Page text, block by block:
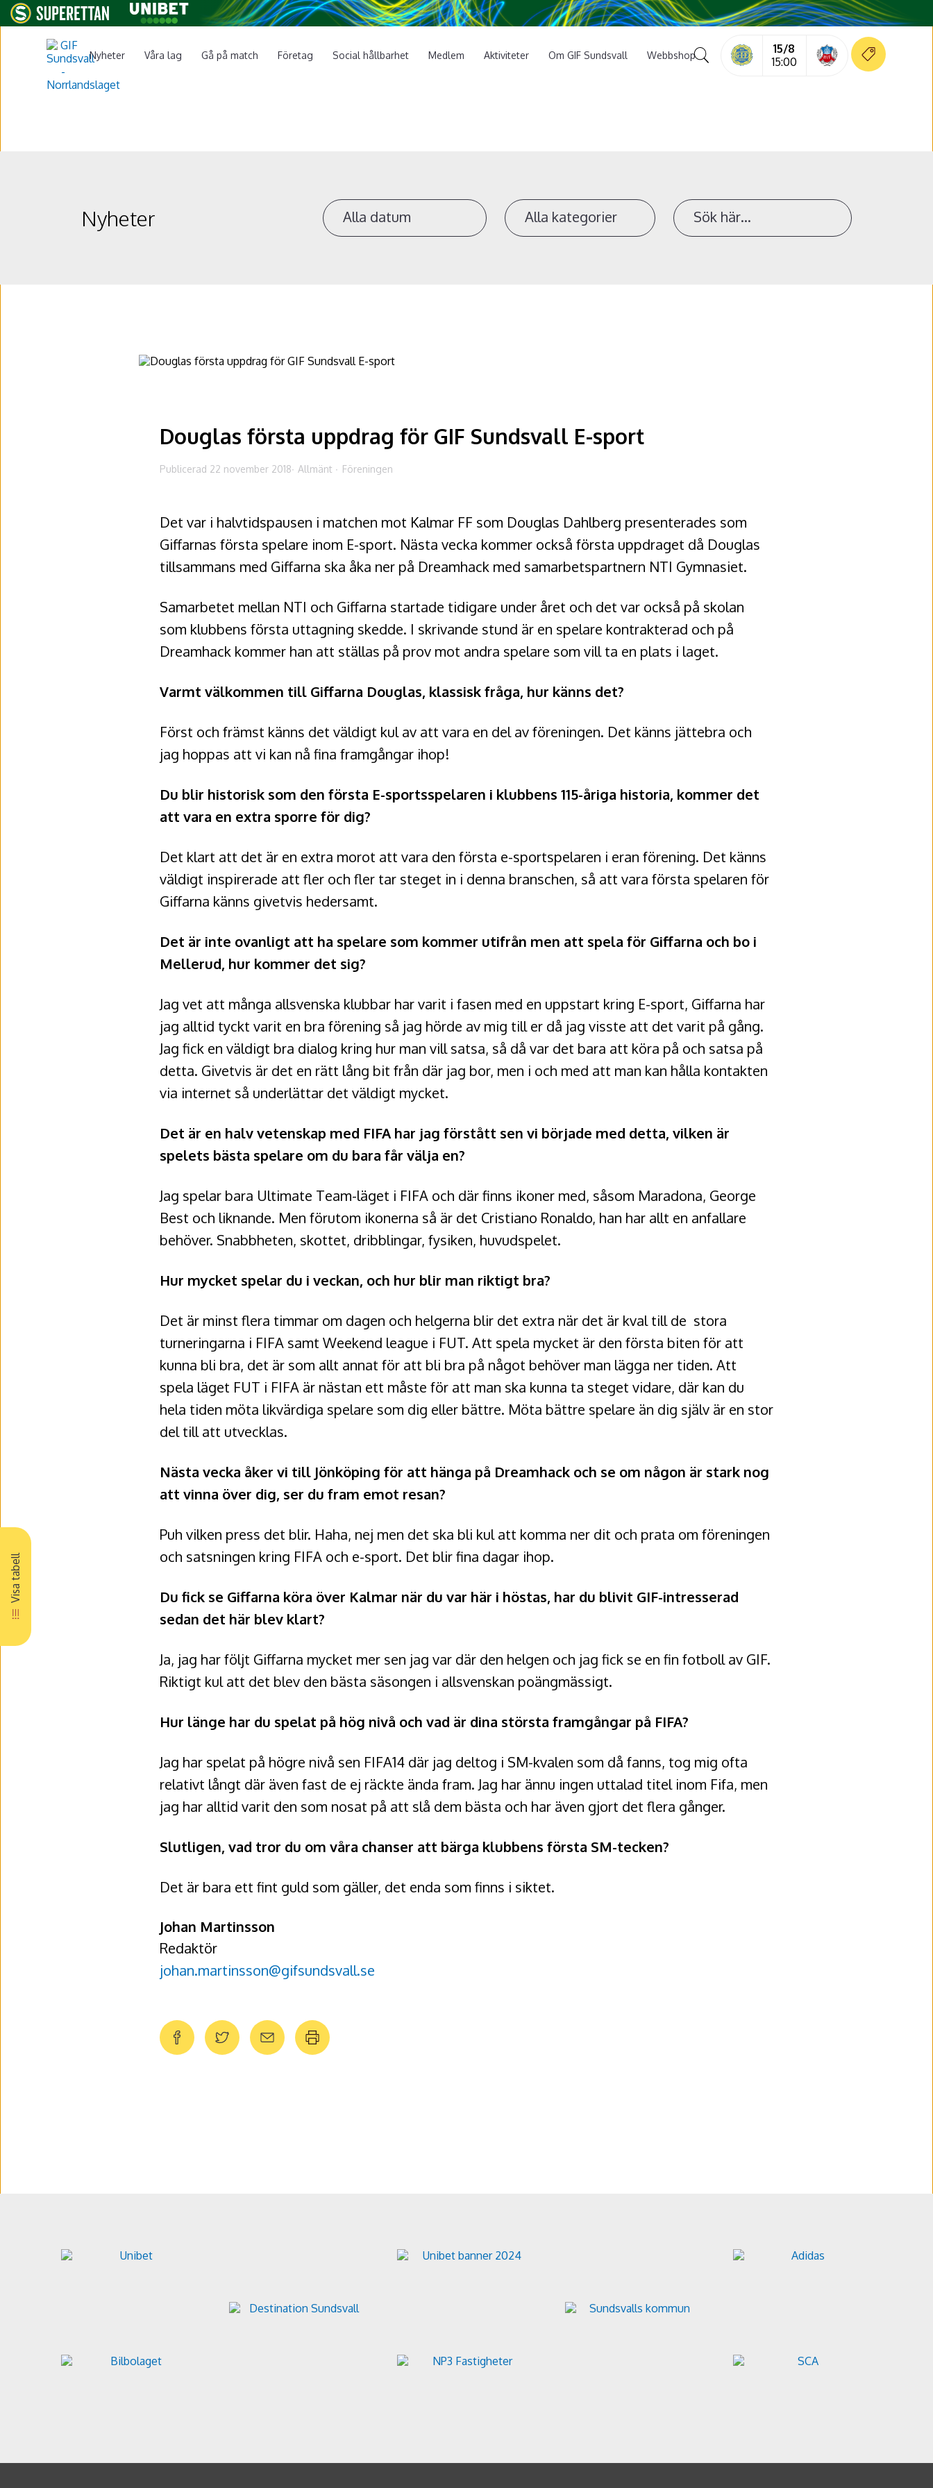
Visa tabell
Nyheter Våra lag Gå på match Företag Social hållbarhet Medlem Aktiviteter Om GIF Sundsvall Webbshop
15/8
15:00
Nyheter
Douglas första uppdrag för GIF Sundsvall E-sport
Publicerad 22 november 2018 Allmänt Föreningen
Det var i halvtidspausen i matchen mot Kalmar FF som Douglas Dahlberg presenterades som
Giffarnas första spelare inom E-sport. Nästa vecka kommer också första uppdraget då Douglas
tillsammans med Giffarna ska åka ner på Dreamhack med samarbetspartnern NTI Gymnasiet.
Samarbetet mellan NTI och Giffarna startade tidigare under året och det var också på skolan
som klubbens första uttagning skedde. I skrivande stund är en spelare kontrakterad och på
Dreamhack kommer han att ställas på prov mot andra spelare som vill ta en plats i laget.
Varmt välkommen till Giffarna Douglas, klassisk fråga, hur känns det?
Först och främst känns det väldigt kul av att vara en del av föreningen. Det känns jättebra och
jag hoppas att vi kan nå fina framgångar ihop!
Du blir historisk som den första E-sportsspelaren i klubbens 115-åriga historia, kommer det
att vara en extra sporre för dig?
Det klart att det är en extra morot att vara den första e-sportspelaren i eran förening. Det känns
väldigt inspirerade att fler och fler tar steget in i denna branschen, så att vara första spelaren för
Giffarna känns givetvis hedersamt.
Det är inte ovanligt att ha spelare som kommer utifrån men att spela för Giffarna och bo i
Mellerud, hur kommer det sig?
Jag vet att många allsvenska klubbar har varit i fasen med en uppstart kring E-sport, Giffarna har
jag alltid tyckt varit en bra förening så jag hörde av mig till er då jag visste att det varit på gång.
Jag fick en väldigt bra dialog kring hur man vill satsa, så då var det bara att köra på och satsa på
detta. Givetvis är det en rätt lång bit från där jag bor, men i och med att man kan hålla kontakten
via internet så underlättar det väldigt mycket.
Det är en halv vetenskap med FIFA har jag förstått sen vi började med detta, vilken är
spelets bästa spelare om du bara får välja en?
Jag spelar bara Ultimate Team-läget i FIFA och där finns ikoner med, såsom Maradona, George
Best och liknande. Men förutom ikonerna så är det Cristiano Ronaldo, han har allt en anfallare
behöver. Snabbheten, skottet, dribblingar, fysiken, huvudspelet.
Hur mycket spelar du i veckan, och hur blir man riktigt bra?
Det är minst flera timmar om dagen och helgerna blir det extra när det är kval till de stora
turneringarna i FIFA samt Weekend league i FUT. Att spela mycket är den första biten för att
kunna bli bra, det är som allt annat för att bli bra på något behöver man lägga ner tiden. Att
spela läget FUT i FIFA är nästan ett måste för att man ska kunna ta steget vidare, där kan du
hela tiden möta likvärdiga spelare som dig eller bättre. Möta bättre spelare än dig själv är en stor
del till att utvecklas.
Nästa vecka åker vi till Jönköping för att hänga på Dreamhack och se om någon är stark nog
att vinna över dig, ser du fram emot resan?
Puh vilken press det blir. Haha, nej men det ska bli kul att komma ner dit och prata om föreningen
och satsningen kring FIFA och e-sport. Det blir fina dagar ihop.
Du fick se Giffarna köra över Kalmar när du var här i höstas, har du blivit GIF-intresserad
sedan det här blev klart?
Ja, jag har följt Giffarna mycket mer sen jag var där den helgen och jag fick se en fin fotboll av GIF.
Riktigt kul att det blev den bästa säsongen i allsvenskan poängmässigt.
Hur länge har du spelat på hög nivå och vad är dina största framgångar på FIFA?
Jag har spelat på högre nivå sen FIFA14 där jag deltog i SM-kvalen som då fanns, tog mig ofta
relativt långt där även fast de ej räckte ända fram. Jag har ännu ingen uttalad titel inom Fifa, men
jag har alltid varit den som nosat på att slå dem bästa och har även gjort det flera gånger.
Slutligen, vad tror du om våra chanser att bärga klubbens första SM-tecken?
Det är bara ett fint guld som gäller, det enda som finns i siktet.
Johan Martinsson
Redaktör
johan.martinsson@gifsundsvall.se